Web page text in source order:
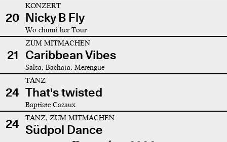
20
KONZERT
Nicky B Fly
Wo chumi her Tour
21
ZUM MITMACHEN
Caribbean Vibes
Salsa, Bachata, Merengue
24
TANZ
That's twisted
Baptiste Cazaux
24 TANZ, ZUM MITMACHEN
Südpol Dance